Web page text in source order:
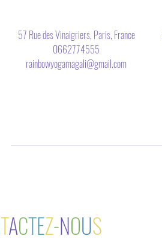
57 Rue des Vinaigriers, Paris, France
0662774555
rainbowyogamagali@gmail.com
TACTEZ-NOUS